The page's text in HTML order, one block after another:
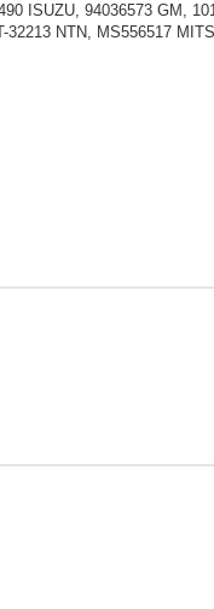
ISUZU, 94036573 GM,
NTN, MS556517